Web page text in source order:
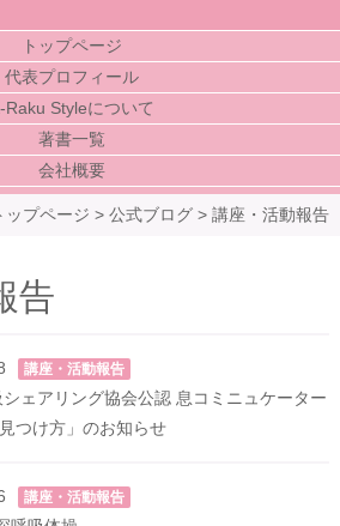
トップページ
代表プロフィール
Raku Styleについて
著書一覧
会社概要
ップページ >公式ブログ >講座・活動報告
告
講座・活動報告
ェアリング協会公認 息コミニュケーター
つけ方」のお知らせ
講座・活動報告